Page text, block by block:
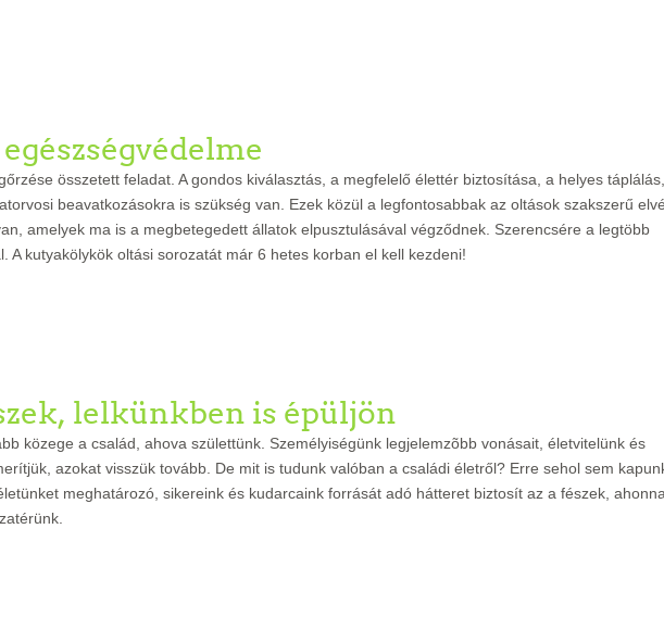
összetett feladat. A gondos kiválasztás, a megfelelő élettér biztosítása, a helyes
beavatkozásokra is szükség van. Ezek közül a legfontosabbak az oltások szakszerű
amelyek ma is a megbetegedett állatok elpusztulásával végződnek. Szerencsére a legtöbb
A kutyakölykök oltási sorozatát már 6 hetes korban el kell kezdeni!
lelkünkben is épüljön
közege a család, ahova születtünk. Személyiségünk legjelemzõbb vonásait, életvitelünk és
azokat visszük tovább. De mit is tudunk valóban a családi életről? Erre sehol sem
meghatározó, sikereink és kudarcaink forrását adó hátteret biztosít az a fészek,